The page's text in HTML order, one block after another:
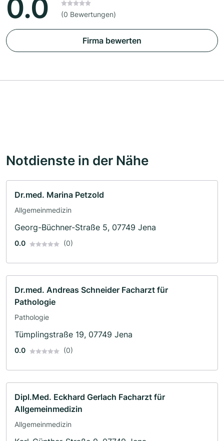
0.0 (0 Bewertungen)
Firma bewerten
Notdienste in der Nähe
Dr.med. Marina Petzold
Allgemeinmedizin
Georg-Büchner-Straße 5, 07749 Jena
0.0 (0)
Dr.med. Andreas Schneider Facharzt für
Pathologie
Pathologie
Tümplingstraße 19, 07749 Jena
0.0 (0)
Dipl.Med. Eckhard Gerlach Facharzt für
Allgemeinmedizin
Allgemeinmedizin